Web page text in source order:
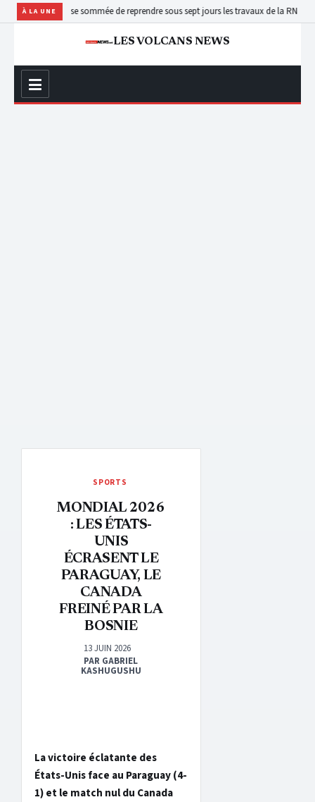
À LA UNE
entreprise sommée de reprendre sous sept jours les travaux de la RN30 à Uvira
LES VOLCANS NEWS
SPORTS
MONDIAL 2026
: LES ÉTATS-
UNIS
ÉCRASENT LE
PARAGUAY, LE
CANADA
FREINÉ PAR LA
BOSNIE
13 JUIN 2026
PAR GABRIEL
KASHUGUSHU
La victoire éclatante des
États-Unis face au Paraguay (4-
1) et le match nul du Canada